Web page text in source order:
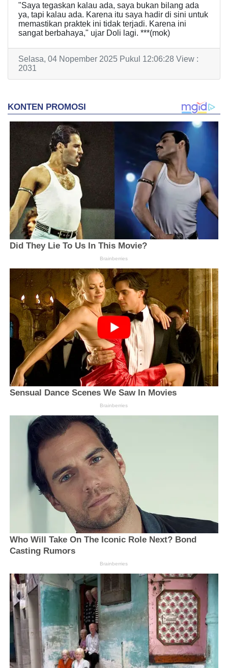
"Saya tegaskan kalau ada, saya bukan bilang ada
ya, tapi kalau ada. Karena itu saya hadir di sini untuk
memastikan praktek ini tidak terjadi. Karena ini
sangat berbahaya," ujar Doli lagi. ***(mok)
Selasa, 04 Nopember 2025 Pukul 12:06:28 View :
2031